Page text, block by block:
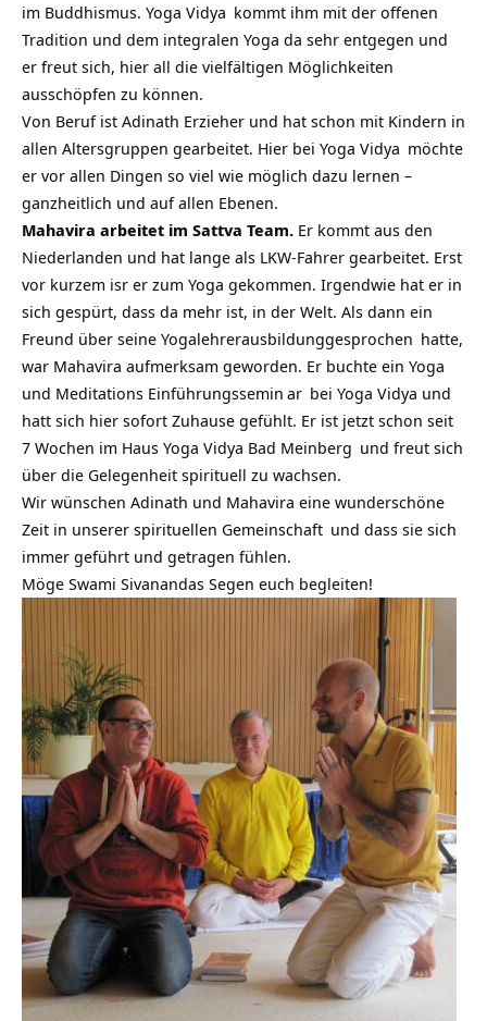
im Buddhismus. Yoga Vidya kommt ihm mit der offenen
Tradition und dem integralen Yoga da sehr entgegen und
er freut sich, hier all die vielfältigen Möglichkeiten
ausschöpfen zu können.
Von Beruf ist Adinath Erzieher und hat schon mit Kindern in
allen Altersgruppen gearbeitet. Hier bei Yoga Vidya möchte
er vor allen Dingen so viel wie möglich dazu lernen –
ganzheitlich und auf allen Ebenen.
Mahavira arbeitet im Sattva Team. Er kommt aus den
Niederlanden und hat lange als LKW-Fahrer gearbeitet. Erst
vor kurzem isr er zum Yoga gekommen. Irgendwie hat er in
sich gespürt, dass da mehr ist, in der Welt. Als dann ein
Freund über seine Yogalehrerausbildunggesprochen hatte,
war Mahavira aufmerksam geworden. Er buchte ein Yoga
und Meditations Einführungssemin ar bei Yoga Vidya und
hatt sich hier sofort Zuhause gefühlt. Er ist jetzt schon seit
7 Wochen im Haus Yoga Vidya Bad Meinberg und freut sich
über die Gelegenheit spirituell zu wachsen.
Wir wünschen Adinath und Mahavira eine wunderschöne
Zeit in unserer spirituellen Gemeinschaft und dass sie sich
immer geführt und getragen fühlen.
Möge Swami Sivanandas Segen euch begleiten!